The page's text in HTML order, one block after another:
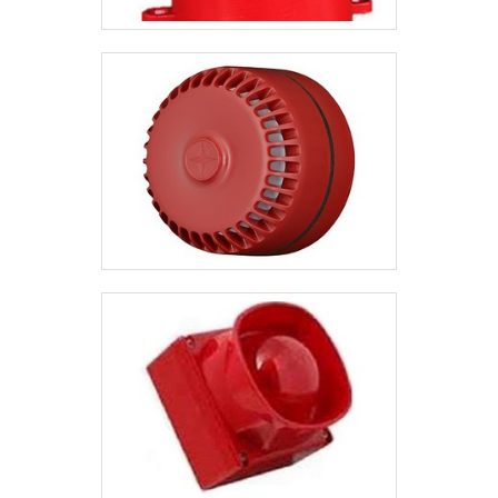
COMPROVADASomente
melhores variedades no
segmento quando o
assunto for alarme
residencial wifi. Prezando
pelo que há de mais
moderno, traz inovações e
variedades em leitor facial
e controle de acesso.Isso
se deve ao fato de a
empresa ser comprometida
com os serviços e
responsável, padrões
possíveis por contar com
escritório de alta qualidade
onde são realizadas as
atividades e estrutura